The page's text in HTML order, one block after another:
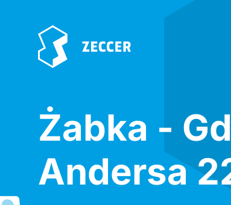
Żabka -
Andersa